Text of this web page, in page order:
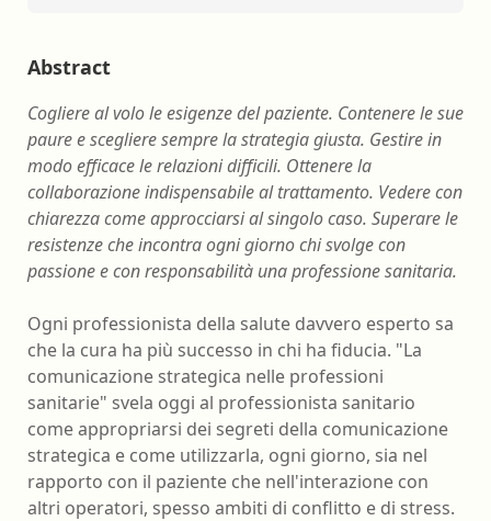
Abstract
Cogliere al volo le esigenze del paziente. Contenere le sue
paure e scegliere sempre la strategia giusta. Gestire in
modo efficace le relazioni difficili. Ottenere la
collaborazione indispensabile al trattamento. Vedere con
chiarezza come approcciarsi al singolo caso. Superare le
resistenze che incontra ogni giorno chi svolge con
passione e con responsabilità una professione sanitaria.
Ogni professionista della salute davvero esperto sa
che la cura ha più successo in chi ha fiducia. "La
comunicazione strategica nelle professioni
sanitarie" svela oggi al professionista sanitario
come appropriarsi dei segreti della comunicazione
strategica e come utilizzarla, ogni giorno, sia nel
rapporto con il paziente che nell'interazione con
altri operatori, spesso ambiti di conflitto e di stress.